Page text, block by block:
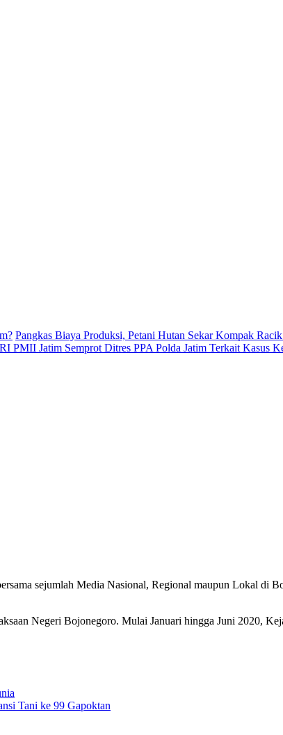
Pangkas Biaya Produksi, Petani Hutan Sekar Kompak
PMII Jatim Semprot Ditres PPA Polda Jatim Terkait Kasus
sejumlah Media Nasional, Regional maupun Lokal di
Negeri Bojonegoro. Mulai Januari hingga Juni 2020,
Tani ke 99 Gapoktan